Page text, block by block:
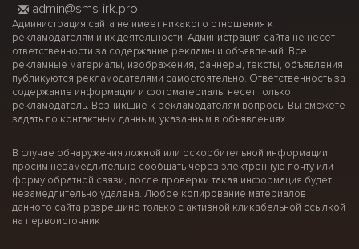
admin@sms-irk.pro
Администрация сайта не имеет никакого отношения к
рекламодателям и их деятельности. Администрация сайта не несет
ответственности за содержание рекламы и объявлений. Все
рекламные материалы, изображения, баннеры, тексты, объявления
публикуются рекламодателями самостоятельно. Ответственность за
содержание информации и фотоматериалы несет только
рекламодатель. Возникшие к рекламодателям вопросы Вы сможете
задать по контактным данным, указанным в объявлениях.
В случае обнаружения ложной или оскорбительной информации
просим незамедлительно сообщать через электронную почту или
форму обратной связи, после проверки такая информация будет
незамедлительно удалена. Любое копирование материалов
данного сайта разрешино только с активной кликабельной ссылкой
на первоисточник